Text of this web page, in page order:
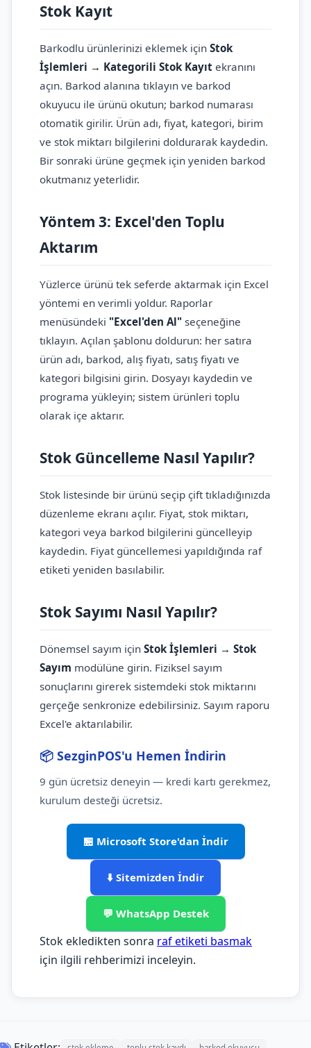
Stok Kayıt
Barkodlu ürünlerinizi eklemek için Stok
İşlemleri → Kategorili Stok Kayıt ekranını
açın. Barkod alanına tıklayın ve barkod
okuyucu ile ürünü okutun; barkod numarası
otomatik girilir. Ürün adı, fiyat, kategori, birim
ve stok miktarı bilgilerini doldurarak kaydedin.
Bir sonraki ürüne geçmek için yeniden barkod
okutmanız yeterlidir.
Yöntem 3: Excel'den Toplu
Aktarım
Yüzlerce ürünü tek seferde aktarmak için Excel
yöntemi en verimli yoldur. Raporlar
menüsündeki "Excel'den Al" seçeneğine
tıklayın. Açılan şablonu doldurun: her satıra
ürün adı, barkod, alış fiyatı, satış fiyatı ve
kategori bilgisini girin. Dosyayı kaydedin ve
programa yükleyin; sistem ürünleri toplu
olarak içe aktarır.
Stok Güncelleme Nasıl Yapılır?
Stok listesinde bir ürünü seçip çift tıkladığınızda
düzenleme ekranı açılır. Fiyat, stok miktarı,
kategori veya barkod bilgilerini güncelleyip
kaydedin. Fiyat güncellemesi yapıldığında raf
etiketi yeniden basılabilir.
Stok Sayımı Nasıl Yapılır?
Dönemsel sayım için Stok İşlemleri → Stok
Sayım modülüne girin. Fiziksel sayım
sonuçlarını girerek sistemdeki stok miktarını
gerçeğe senkronize edebilirsiniz. Sayım raporu
Excel'e aktarılabilir.
📦 SezginPOS'u Hemen İndirin
9 gün ücretsiz deneyin — kredi kartı gerekmez,
kurulum desteği ücretsiz.
🏪 Microsoft Store'dan İndir
⬇️ Sitemizden İndir
💬 WhatsApp Destek
Stok ekledikten sonra raf etiketi basmak
için ilgili rehberimizi inceleyin.